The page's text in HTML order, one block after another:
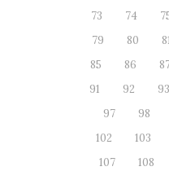
73
74
79
80
85
86
91
92 93
97
98
102
103
107
108